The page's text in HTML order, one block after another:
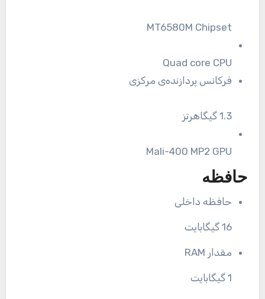
MT6580M Chipset
Quad core CPU
فرکانس پردازنده‌ی مرکزی
1.3 گیگاهرتز
Mali-400 MP2 GPU
حافظه
حافظه داخلی
16 گیگابایت
مقدار RAM
1 گیگابایت